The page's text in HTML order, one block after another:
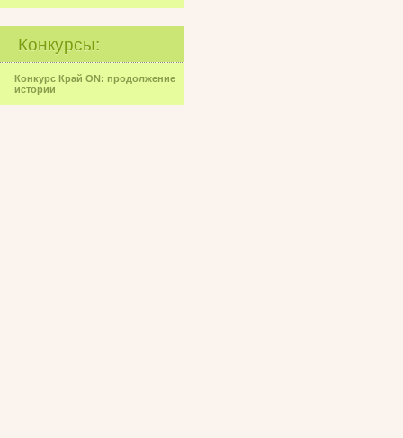
Конкурсы:
Конкурс Край ON: продолжение
истории